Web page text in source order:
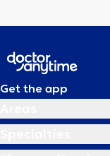
Get the app